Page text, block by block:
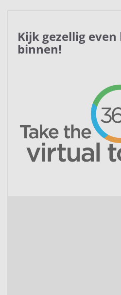
Kijk gezellig even
binnen!